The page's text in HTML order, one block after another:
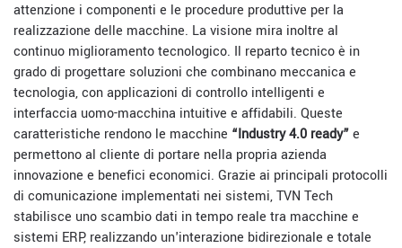
attenzione i componenti e le procedure produttive per la
realizzazione delle macchine. La visione mira inoltre al
continuo miglioramento tecnologico. Il reparto tecnico è in
grado di progettare soluzioni che combinano meccanica e
tecnologia, con applicazioni di controllo intelligenti e
interfaccia uomo-macchina intuitive e affidabili. Queste
caratteristiche rendono le macchine “Industry 4.0 ready”e
permettono al cliente di portare nella propria azienda
innovazione e benefici economici. Grazie ai principali protocolli
di comunicazione implementati nei sistemi, TVN Tech
stabilisce uno scambio dati in tempo reale tra macchine e
sistemi ERP, realizzando un'interazione bidirezionale e totale